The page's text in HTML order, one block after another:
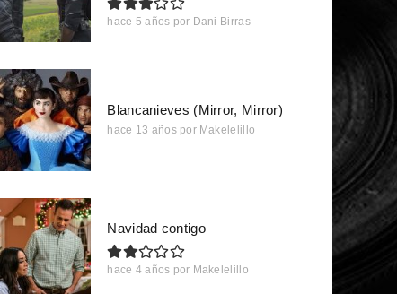
hace 5 años por Dani Birras
Blancanieves (Mirror, Mirror)
hace 13 años por Makelelillo
Navidad contigo
hace 4 años por Makelelillo